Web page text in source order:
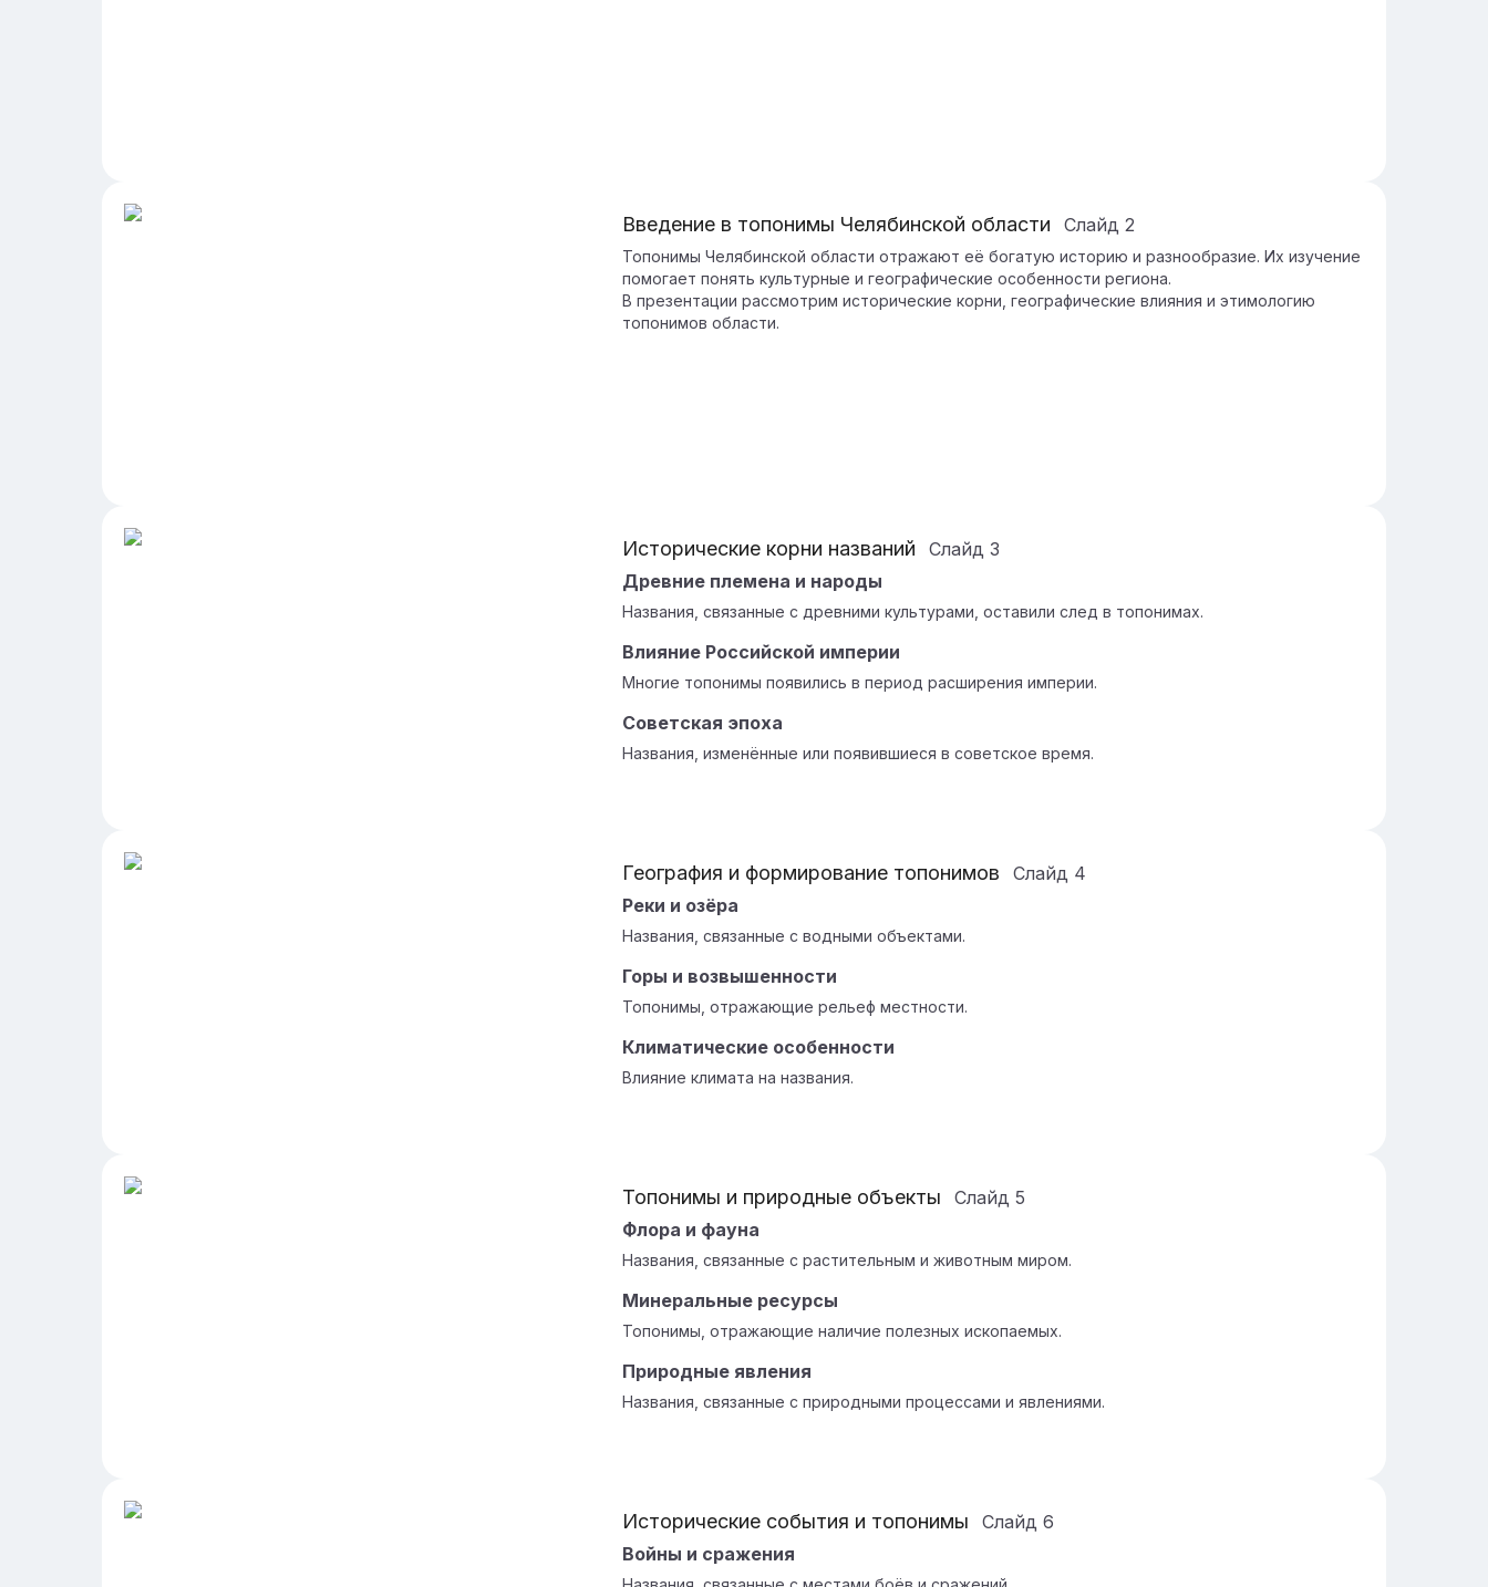
Введение в топонимы Челябинской области Слайд 2
Топонимы Челябинской области отражают её богатую историю и разнообразие. Их изучение
помогает понять культурные и географические особенности региона.
В презентации рассмотрим исторические корни, географические влияния и этимологию
топонимов области.
Исторические корни названий Слайд 3
Древние племена и народы
Названия, связанные с древними культурами, оставили след в топонимах.
Влияние Российской империи
Многие топонимы появились в период расширения империи.
Советская эпоха
Названия, изменённые или появившиеся в советское время.
География и формирование топонимов Слайд 4
Реки и озёра
Названия, связанные с водными объектами.
Горы и возвышенности
Топонимы, отражающие рельеф местности.
Климатические особенности
Влияние климата на названия.
Топонимы и природные объекты Слайд 5
Флора и фауна
Названия, связанные с растительным и животным миром.
Минеральные ресурсы
Топонимы, отражающие наличие полезных ископаемых.
Природные явления
Названия, связанные с природными процессами и явлениями.
Исторические события и топонимы Слайд 6
Войны и сражения